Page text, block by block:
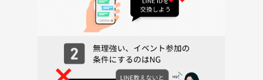
（構図、ストロボとは、テザー撮影とは、露出計、カラーメーター等、
普通に写真が撮るのが好きでも、私のように景色を撮るのが好きでも
理由は何でもいいと思います☆